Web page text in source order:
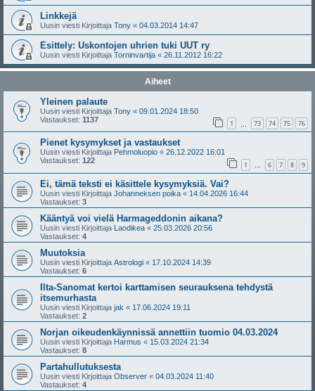
Linkkejä
Uusin viesti Kirjoittaja Tony « 04.03.2014 14:47
Esittely: Uskontojen uhrien tuki UUT ry
Uusin viesti Kirjoittaja Torninvartija « 26.11.2012 16:22
Aiheet
Yleinen palaute
Uusin viesti Kirjoittaja Tony « 09.01.2024 18:50
Vastaukset: 1137 1 73 74 75 76
Pienet kysymykset ja vastaukset
Uusin viesti Kirjoittaja Pehmoluopio « 26.12.2022 16:01
Vastaukset: 122 1 … 6 7 8 9
Ei, tämä teksti ei käsittele kysymyksiä. Vai?
Uusin viesti Kirjoittaja Johanneksen poika « 14.04.2026 16:44
Vastaukset: 3
Kääntyä voi vielä Harmageddonin aikana?
Uusin viesti Kirjoittaja Laodikea « 25.03.2026 20:56
Vastaukset: 4
Muutoksia
Uusin viesti Kirjoittaja Astrologi « 17.10.2024 14:39
Vastaukset: 6
Ilta-Sanomat kertoi karttamisen seurauksena tehdystä
itsemurhasta
Uusin viesti Kirjoittaja jak « 17.06.2024 19:11
Vastaukset: 2
Norjan oikeudenkäynnissä annettiin tuomio 04.03.2024
Uusin viesti Kirjoittaja Harmus « 15.03.2024 21:34
Vastaukset: 8
Partahullutuksesta
Uusin viesti Kirjoittaja Observer « 04.03.2024 11:40
Vastaukset: 4